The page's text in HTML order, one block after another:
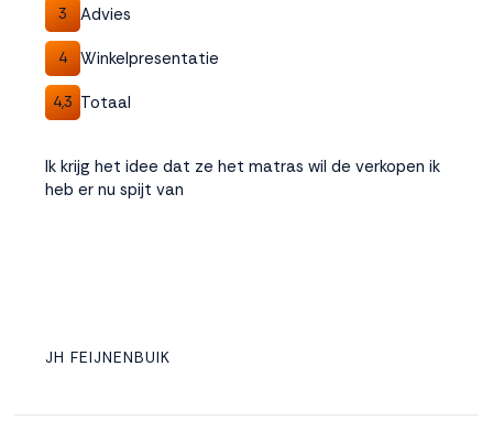
3 Advies
4 Winkelpresentatie
4,3 Totaal
Ik krijg het idee dat ze het matras wil de verkopen ik
heb er nu spijt van
JH FEIJNENBUIK